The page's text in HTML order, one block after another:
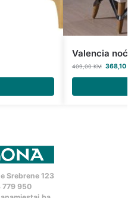
Valencia
409,00KM 368,10
Srebrene 123
779 950